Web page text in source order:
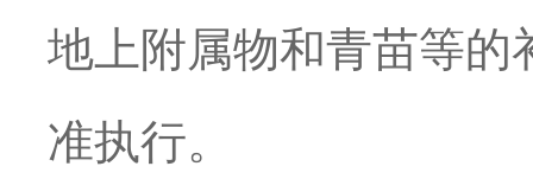
地上附属物和青苗等的
准执行。